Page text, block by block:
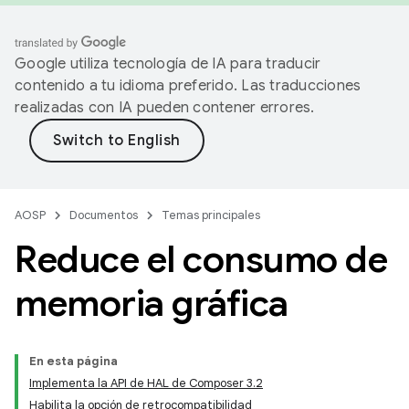
Google utiliza tecnología de IA para traducir
contenido a tu idioma preferido. Las traducciones
realizadas con IA pueden contener errores.
AOSP Documentos Temas principales
Reduce el consumo de
memoria gráfica
En esta página
Implementa la API de HAL de Composer 3.2
Habilita la opción de retrocompatibilidad